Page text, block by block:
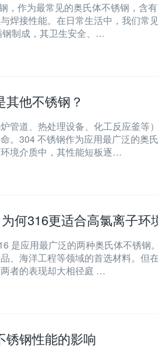
，作为最常见的奥氏体不锈钢，含
焊接性能。在日常生活中，我们常
制成，其卫生安全、…
他不锈钢？
管道、热处理设备、化工反应釜等
。304 不锈钢作为应用最广泛的奥
境介质中，其性能短板逐…
何316更适合高氯离子环
是应用最广泛的两种奥氏体不锈钢
、海洋工程等领域的首选材料。但
者的表现却大相径庭 …
锈钢性能的影响